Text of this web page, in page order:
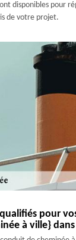
disponibles pour
de votre projet.
pour
à ville}